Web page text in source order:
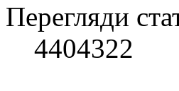
Перегляди
4404322